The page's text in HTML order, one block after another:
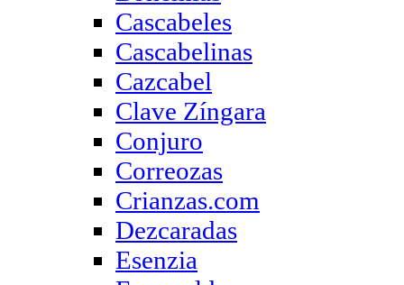
Cascabeles
Cascabelinas
Cazcabel
Clave Zíngara
Conjuro
Correozas
Crianzas.com
Dezcaradas
Esenzia